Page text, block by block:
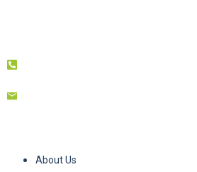
About Us